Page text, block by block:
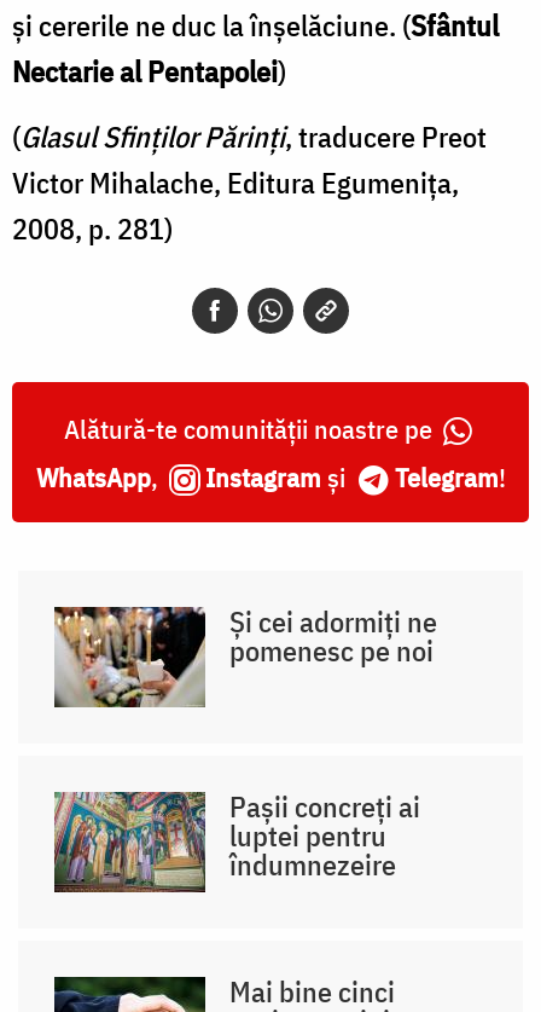
şi cererile ne duc la înşelăciune. (Sfântul
Nectarie al Pentapolei)
(Glasul Sfinţilor Părinţi, traducere Preot
Victor Mihalache, Editura Egumeniţa,
2008, p. 281)
Alătură-te comunității noastre pe
WhatsApp, Instagram și Telegram!
Și cei adormiți ne
pomenesc pe noi
Pașii concreți ai
luptei pentru
îndumnezeire
Mai bine cinci